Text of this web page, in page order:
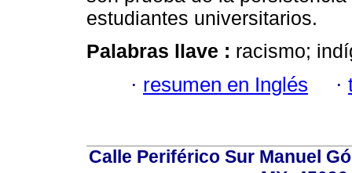
estudiantes universitarios.
Palabras llave : racismo;
· resumen en Inglés ·
Calle Periférico Sur Manuel